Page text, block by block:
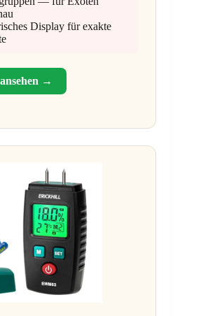
Display für exakte
→